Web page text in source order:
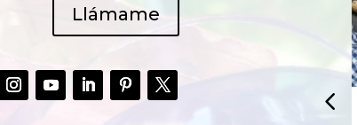
Llámame